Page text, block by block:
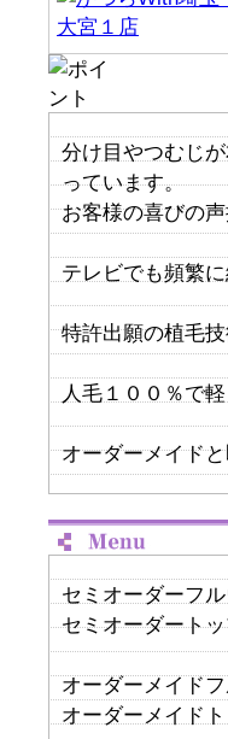
分け目やつむじ
っています。
お客様の喜びの
テレビでも頻繁
特許出願の植毛
人毛１００％で軽
オーダーメイド
セミオーダーフ
セミオーダート
オーダーメイド
オーダーメイド